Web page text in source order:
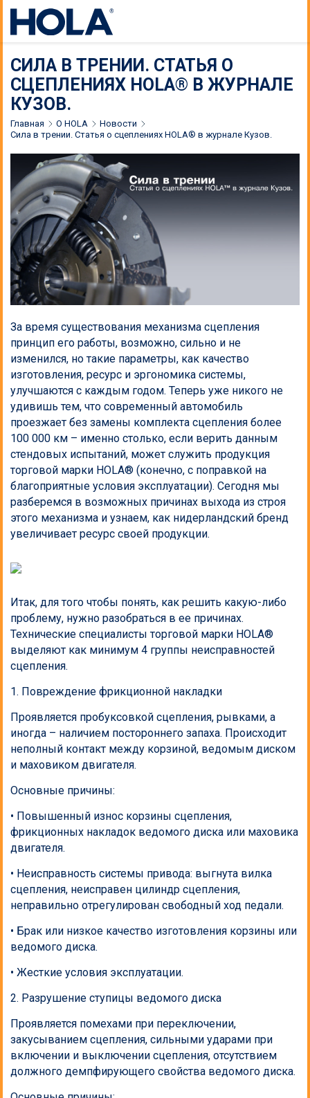
СИЛА В ТРЕНИИ. СТАТЬЯ О
СЦЕПЛЕНИЯХ HOLA® В ЖУРНАЛЕ
КУЗОВ.
Главная О HOLA
Новости
Сила в трении. Статья о сцеплениях HOLA® в журнале Кузов.
За время существования механизма сцепления
принцип его работы, возможно, сильно и не
изменился, но такие параметры, как качество
изготовления, ресурс и эргономика системы,
улучшаются с каждым годом. Теперь уже никого не
удивишь тем, что современный автомобиль
проезжает без замены комплекта сцепления более
100 000 км – именно столько, если верить данным
стендовых испытаний, может служить продукция
торговой марки HOLA® (конечно, с поправкой на
благоприятные условия эксплуатации). Сегодня мы
разберемся в возможных причинах выхода из строя
этого механизма и узнаем, как нидерландский бренд
увеличивает ресурс своей продукции.
Итак, для того чтобы понять, как решить какую-либо
проблему, нужно разобраться в ее причинах.
Технические специалисты торговой марки HOLA®
выделяют как минимум 4 группы неисправностей
сцепления.
1. Повреждение фрикционной накладки
Проявляется пробуксовкой сцепления, рывками, а
иногда – наличием постороннего запаха. Происходит
неполный контакт между корзиной, ведомым диском
и маховиком двигателя.
Основные причины:
• Повышенный износ корзины сцепления,
фрикционных накладок ведомого диска или маховика
двигателя.
• Неисправность системы привода: выгнута вилка
сцепления, неисправен цилиндр сцепления,
неправильно отрегулирован свободный ход педали.
• Брак или низкое качество изготовления корзины или
ведомого диска.
• Жесткие условия эксплуатации.
2. Разрушение ступицы ведомого диска
Проявляется помехами при переключении,
закусыванием сцепления, сильными ударами при
включении и выключении сцепления, отсутствием
должного демпфирующего свойства ведомого диска.